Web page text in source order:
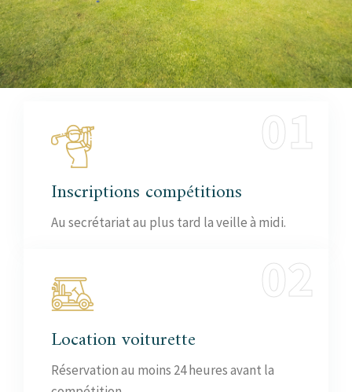
Inscriptions compétitions
Au secrétariat au plus tard la veille à midi.
Location voiturette
Réservation au moins 24 heures avant la